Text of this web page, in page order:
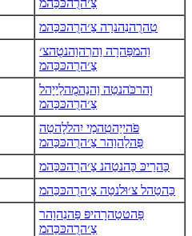
צַ׳הרֻהכּכַּהמ
טִהרֻהנִהנרַה צַ׳הרֻהכּכַּהמ
וַהמפַּהרָה וַהרִהוַהנטֻהצ׳
צַ׳הרֻהכּכַּהמ
וָהרכֹּהנטַה וַהנַהמֻהלַייָהל
צַ׳הרֻהכּכַּהמ
פֹּהייַהטִהמַי יִהללָהטַה
פֻּהלַהוַהר צַ׳הרֻהכּכַּהמ
כַּהרַיכּ כַּהנטַהנ צַ׳הרֻהכּכַּהמ
כַּהטַהל צ׳וּלנטַה צַ׳הרֻהכּכַּהמ
פַּהטטַהרָהיפּ פַּהנִהוָהר
צַ׳הרֻהכּכַּהמ